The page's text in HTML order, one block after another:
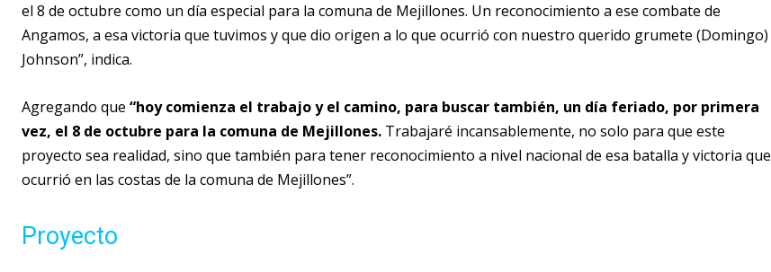
el 8 de octubre como un día especial para la comuna de Mejillones. Un reconocimiento a ese combate de
Angamos, a esa victoria que tuvimos y que dio origen a lo que ocurrió con nuestro querido grumete (Domingo)
Johnson”, indica.
Agregando que “hoy comienza el trabajo y el camino, para buscar también, un día feriado, por primera
vez, el 8 de octubre para la comuna de Mejillones. Trabajaré incansablemente, no solo para que este
proyecto sea realidad, sino que también para tener reconocimiento a nivel nacional de esa batalla y victoria que
ocurrió en las costas de la comuna de Mejillones”.
Proyecto